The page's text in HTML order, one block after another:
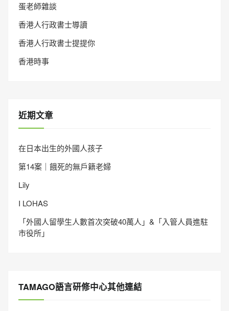
蛋老師雜談
香港人行政書士導讀
香港人行政書士提提你
香港時事
近期文章
在日本出生的外國人孩子
第14案｜餓死的無戶籍老婦
Lily
I LOHAS
「外國人留學生人數首次突破40萬人」&「入管人員進駐
市役所」
TAMAGO語言研修中心其他連結